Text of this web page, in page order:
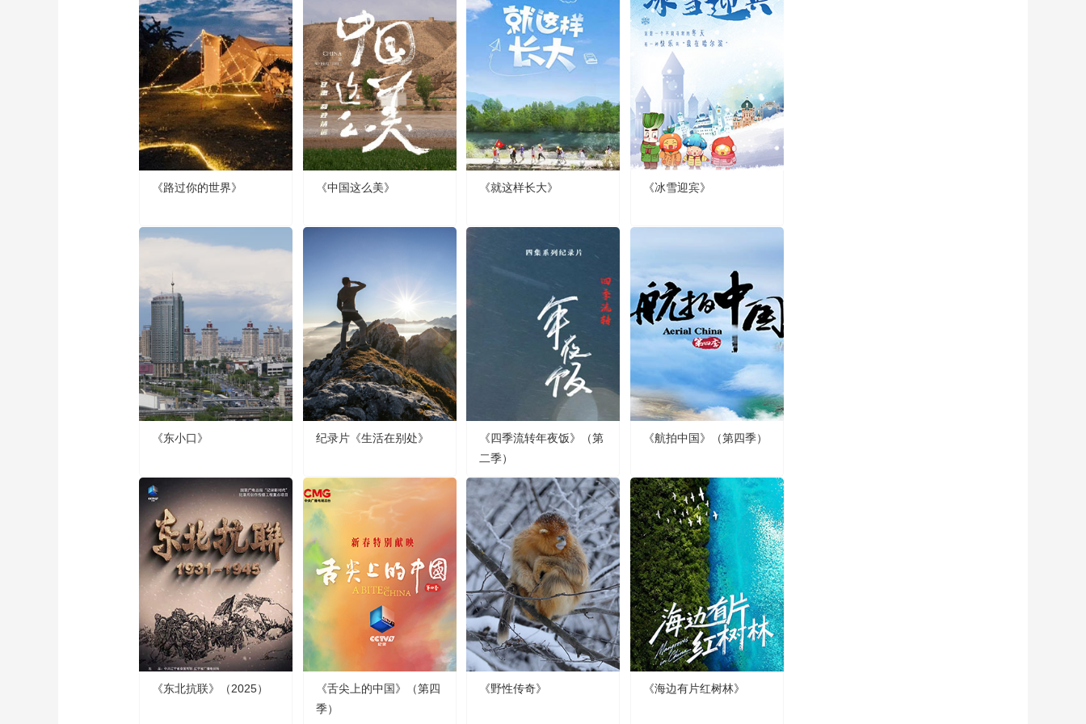
《路过你的世界》 《中国这么美》 《就这样长大》 《冰雪迎宾》
《东小口》 纪录片《生活在别处》
《四季流转年夜饭》（第
二季）
《航拍中国》（第四季）
《东北抗联》（2025）
《舌尖上的中国》（第四
季）
《野性传奇》 《海边有片红树林》